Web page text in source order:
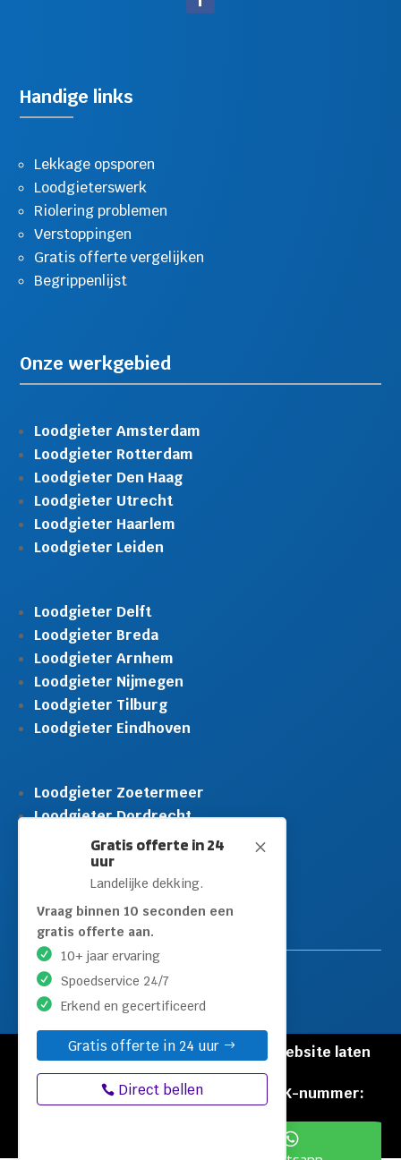
M
Gratis offerte in 24
uur
Landelijke dekking.
Vraag binnen 10 seconden een
gratis offerte aan.
10+ jaar ervaring
Spoedservice 24/7
Erkend en gecertificeerd
Gratis offerte in 24 uur
Direct bellen
Handige links
Lekkage opsporen
Loodgieterswerk
Riolering problemen
Verstoppingen
Gratis offerte vergelijken
Begrippenlijst
Onze werkgebied
Loodgieter Amsterdam
Loodgieter Rotterdam
Loodgieter Den Haag
Loodgieter Utrecht
Loodgieter Haarlem
Loodgieter Leiden
Loodgieter Delft
Loodgieter Breda
Loodgieter Arnhem
Loodgieter Nijmegen
Loodgieter Tilburg
Loodgieter Eindhoven
Loodgieter Zoetermeer
Loodgieter Dordrecht
Loodgieter Rijswijk
Loodgieter Schiedam
Loodgieter Leidschendam
Loodgieter Hilversum
© Copyright Loodgieters Kwartier |
Website laten
maken door Flexamedia
Privacyverklaring|Disclaimer
KVK-nummer:
